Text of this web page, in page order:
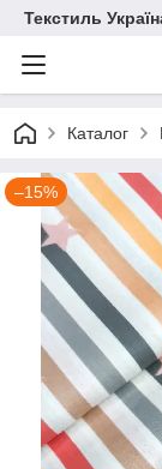
Текстиль
Каталог
–15%